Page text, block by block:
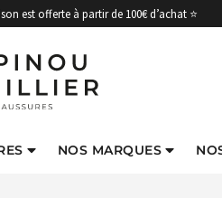
est offerte à partir de 100€ d’achat ⭐
NOS MARQUES